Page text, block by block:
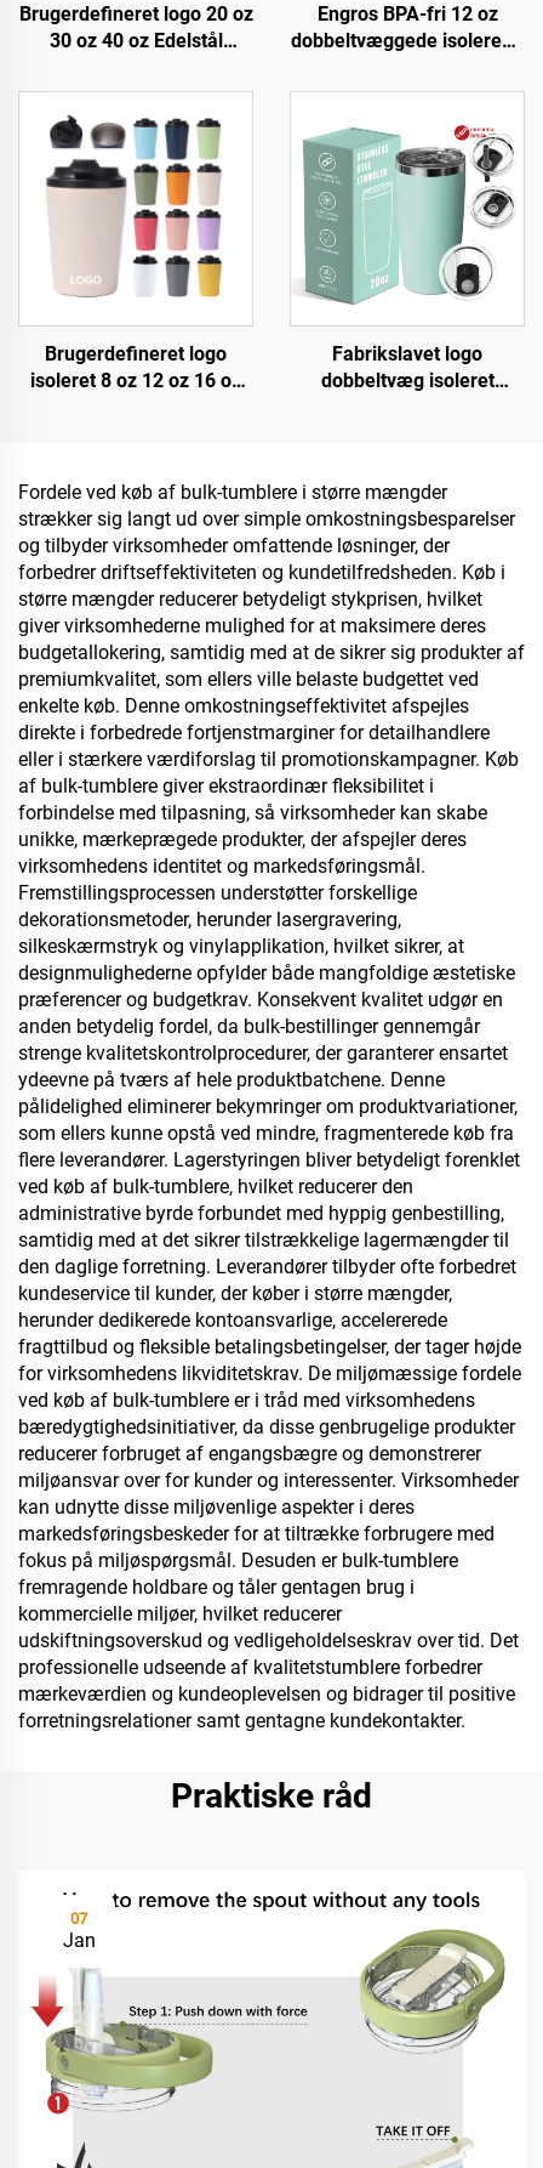
Brugerdefineret logo 20 oz
30 oz 40 oz Edelstål
Metal Rejsekop 20oz 30oz
40oz Tumbler med
Håndtag
Engros BPA-fri 12 oz
dobbeltvæggede isolerede
vakuumtumbler med
individuelt logo
Brugerdefineret logo
isoleret 8 oz 12 oz 16 oz
lættæt låg
Fabrikslavet logo
dobbeltvæg isoleret
Fordele ved køb af bulk-tumblere i større mængder
strækker sig langt ud over simple omkostningsbesparelser
og tilbyder virksomheder omfattende løsninger, der
forbedrer driftseffektiviteten og kundetilfredsheden. Køb i
større mængder reducerer betydeligt stykprisen, hvilket
giver virksomhederne mulighed for at maksimere deres
budgetallokering, samtidig med at de sikrer sig produkter af
premiumkvalitet, som ellers ville belaste budgettet ved
enkelte køb. Denne omkostningseffektivitet afspejles
direkte i forbedrede fortjenstmarginer for detailhandlere
eller i stærkere værdiforslag til promotionskampagner. Køb
af bulk-tumblere giver ekstraordinær fleksibilitet i
forbindelse med tilpasning, så virksomheder kan skabe
unikke, mærkeprægede produkter, der afspejler deres
virksomhedens identitet og markedsføringsmål.
Fremstillingsprocessen understøtter forskellige
dekorationsmetoder, herunder lasergravering,
silkeskærmstryk og vinylapplikation, hvilket sikrer, at
designmulighederne opfylder både mangfoldige æstetiske
præferencer og budgetkrav. Konsekvent kvalitet udgør en
anden betydelig fordel, da bulk-bestillinger gennemgår
strenge kvalitetskontrolprocedurer, der garanterer ensartet
ydeevne på tværs af hele produktbatchene. Denne
pålidelighed eliminerer bekymringer om produktvariationer,
som ellers kunne opstå ved mindre, fragmenterede køb fra
flere leverandører. Lagerstyringen bliver betydeligt forenklet
ved køb af bulk-tumblere, hvilket reducerer den
administrative byrde forbundet med hyppig genbestilling,
samtidig med at det sikrer tilstrækkelige lagermængder til
den daglige forretning. Leverandører tilbyder ofte forbedret
kundeservice til kunder, der køber i større mængder,
herunder dedikerede kontoansvarlige, accelererede
fragttilbud og fleksible betalingsbetingelser, der tager højde
for virksomhedens likviditetskrav. De miljømæssige fordele
ved køb af bulk-tumblere er i tråd med virksomhedens
bæredygtighedsinitiativer, da disse genbrugelige produkter
reducerer forbruget af engangsbægre og demonstrerer
miljøansvar over for kunder og interessenter. Virksomheder
kan udnytte disse miljøvenlige aspekter i deres
markedsføringsbeskeder for at tiltrække forbrugere med
fokus på miljøspørgsmål. Desuden er bulk-tumblere
fremragende holdbare og tåler gentagen brug i
kommercielle miljøer, hvilket reducerer
udskiftningsoverskud og vedligeholdelseskrav over tid. Det
professionelle udseende af kvalitetstumblere forbedrer
mærkeværdien og kundeoplevelsen og bidrager til positive
forretningsrelationer samt gentagne kundekontakter.
Praktiske råd
07
Jan